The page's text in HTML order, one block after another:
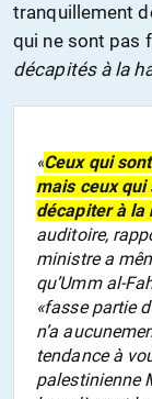
tranquillement
qui ne sont pas
décapités à la
«Ceux qui
mais ceux
décapiter à la
auditoire,
ministre a
qu’Umm al-
«fasse partie
n’a
tendance à
palestinienne